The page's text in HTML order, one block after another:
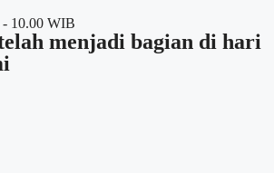
10.00 WIB
menjadi bagian di hari